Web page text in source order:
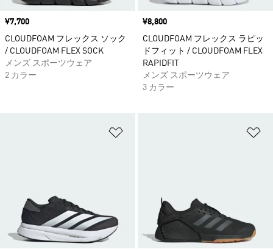
価格
¥7,700
CLOUDFOAM フレックス ソック
/ CLOUDFOAM FLEX SOCK
メンズ スポーツウェア
2 カラー
価格
¥8,800
CLOUDFOAM フレックス ラピッ
ドフィット / CLOUDFOAM FLEX
RAPIDFIT
メンズ スポーツウェア
3 カラー